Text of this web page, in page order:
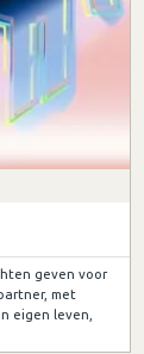
geven voor
met
eigen leven,